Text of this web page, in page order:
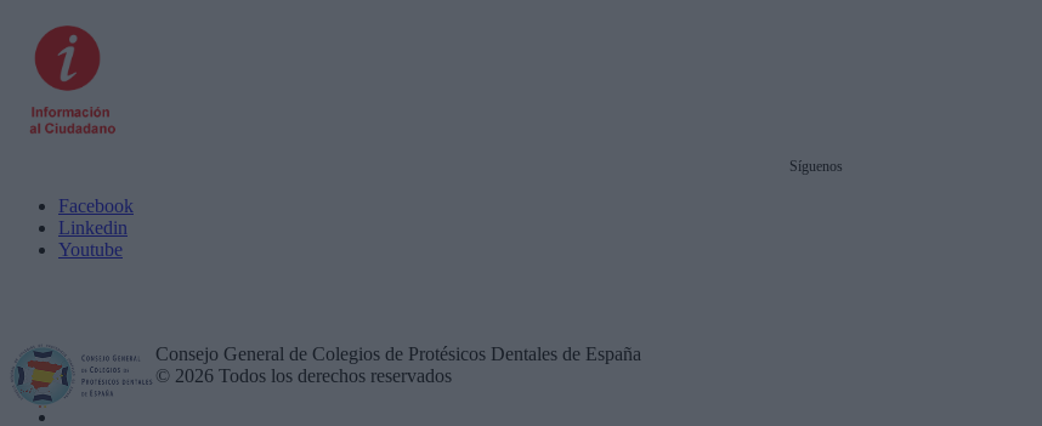
Síguenos
Facebook
Linkedin
Youtube
Consejo General de Colegios de Protésicos Dentales de España
© 2026 Todos los derechos reservados